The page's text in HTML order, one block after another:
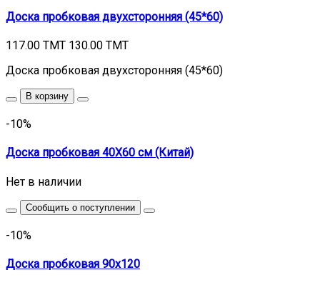
Доска пробковая двухсторонняя (45*60)
117.00 TMT 130.00 TMT
Доска пробковая двухсторонняя (45*60)
В корзину
-10%
Доска пробковая 40X60 см (Китай)
Нет в наличии
Сообщить о поступлении
-10%
Доска пробковая 90х120